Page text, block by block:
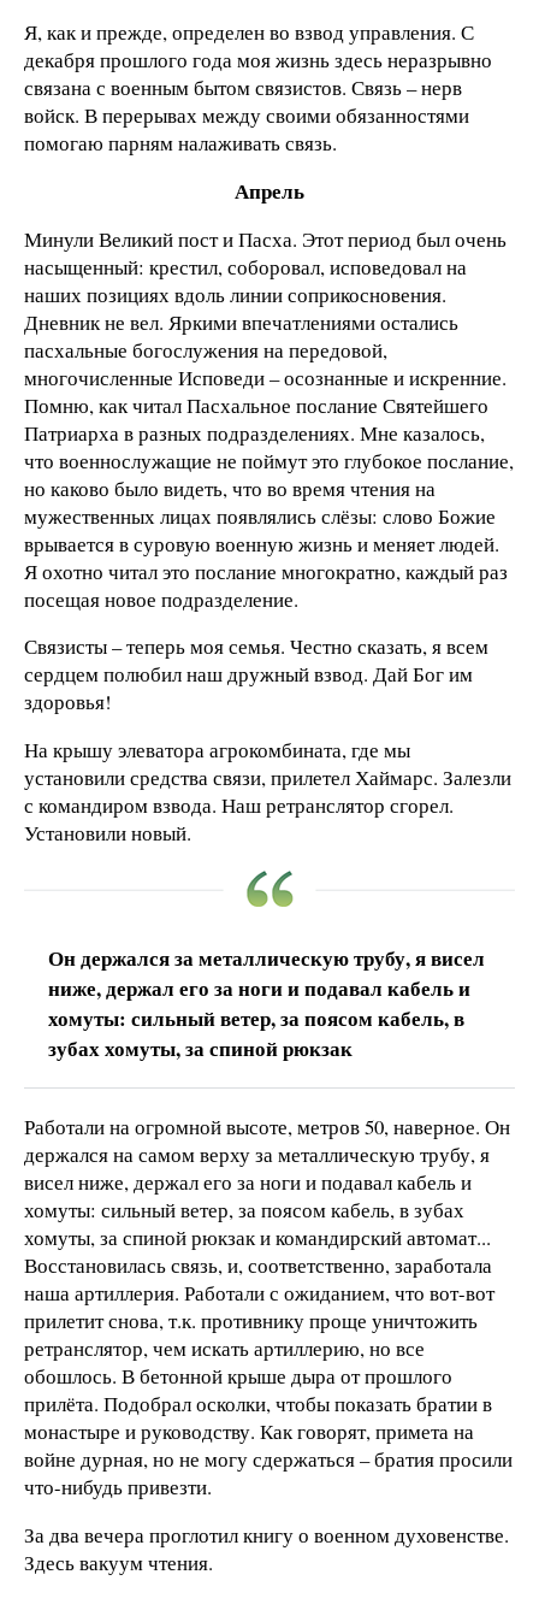
Я, как и прежде, определен во взвод управления. С
декабря прошлого года моя жизнь здесь неразрывно
связана с военным бытом связистов. Связь – нерв
войск. В перерывах между своими обязанностями
помогаю парням налаживать связь.
Апрель
Минули Великий пост и Пасха. Этот период был очень
насыщенный: крестил, соборовал, исповедовал на
наших позициях вдоль линии соприкосновения.
Дневник не вел. Яркими впечатлениями остались
пасхальные богослужения на передовой,
многочисленные Исповеди – осознанные и искренние.
Помню, как читал Пасхальное послание Святейшего
Патриарха в разных подразделениях. Мне казалось,
что военнослужащие не поймут это глубокое послание,
но каково было видеть, что во время чтения на
мужественных лицах появлялись слёзы: слово Божие
врывается в суровую военную жизнь и меняет людей.
Я охотно читал это послание многократно, каждый раз
посещая новое подразделение.
Связисты – теперь моя семья. Честно сказать, я всем
сердцем полюбил наш дружный взвод. Дай Бог им
здоровья!
На крышу элеватора агрокомбината, где мы
установили средства связи, прилетел Хаймарс. Залезли
с командиром взвода. Наш ретранслятор сгорел.
Установили новый.
Он держался за металлическую трубу, я висел
ниже, держал его за ноги и подавал кабель и
хомуты: сильный ветер, за поясом кабель, в
зубах хомуты, за спиной рюкзак
Работали на огромной высоте, метров 50, наверное. Он
держался на самом верху за металлическую трубу, я
висел ниже, держал его за ноги и подавал кабель и
хомуты: сильный ветер, за поясом кабель, в зубах
хомуты, за спиной рюкзак и командирский автомат...
Восстановилась связь, и, соответственно, заработала
наша артиллерия. Работали с ожиданием, что вот-вот
прилетит снова, т.к. противнику проще уничтожить
ретранслятор, чем искать артиллерию, но все
обошлось. В бетонной крыше дыра от прошлого
прилёта. Подобрал осколки, чтобы показать братии в
монастыре и руководству. Как говорят, примета на
войне дурная, но не могу сдержаться – братия просили
что-нибудь привезти.
За два вечера проглотил книгу о военном духовенстве.
Здесь вакуум чтения.